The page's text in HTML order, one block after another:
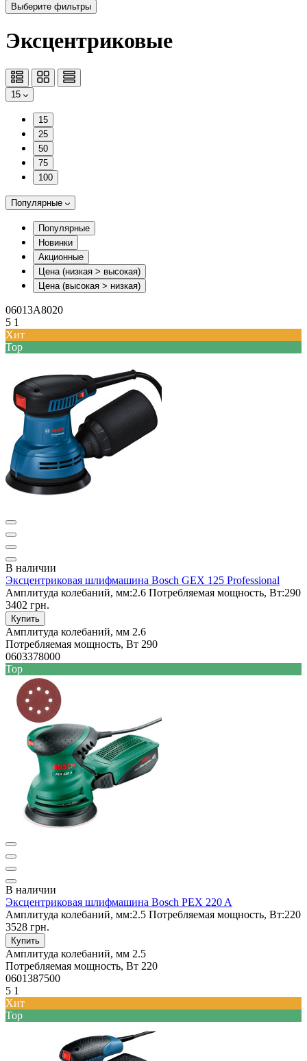
Выберите фильтры
Эксцентриковые
15
15
25
50
75
100
Популярные
Популярные
Новинки
Акционные
Цена (низкая > высокая)
Цена (высокая > низкая)
06013A8020
5 1
Хит
Top
В наличии
Эксцентриковая шлифмашина Bosch GEX 125 Professional
Амплитуда колебаний, мм:2.6 Потребляемая мощность, Вт:290
3402 грн.
Купить
Амплитуда колебаний, мм 2.6
Потребляемая мощность, Вт 290
0603378000
Top
В наличии
Эксцентриковая шлифмашина Bosch PEX 220 A
Амплитуда колебаний, мм:2.5 Потребляемая мощность, Вт:220
3528 грн.
Купить
Амплитуда колебаний, мм 2.5
Потребляемая мощность, Вт 220
0601387500
5 1
Хит
Top